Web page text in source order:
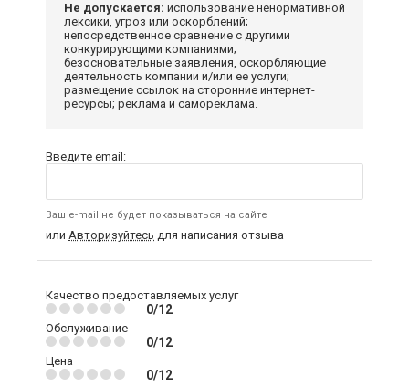
Не допускается: использование ненормативной
лексики, угроз или оскорблений;
непосредственное сравнение с другими
конкурирующими компаниями;
безосновательные заявления, оскорбляющие
деятельность компании и/или ее услуги;
размещение ссылок на сторонние интернет-
ресурсы; реклама и самореклама.
Введите email:
Ваш e-mail не будет показываться на сайте
или Авторизуйтесь для написания отзыва
Качество предоставляемых услуг
0/12
Обслуживание
0/12
Цена
0/12